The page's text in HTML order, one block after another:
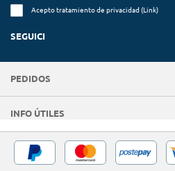
Acepto tratamiento de privacidad (Link)
SEGUICI
PEDIDOS
INFO ÚTILES